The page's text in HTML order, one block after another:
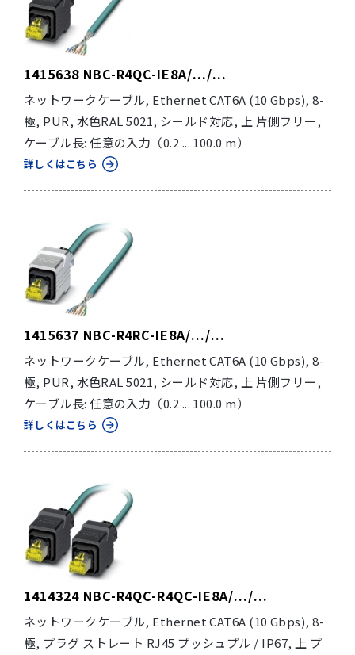
1415638 NBC-R4QC-IE8A/.../...
ネットワークケーブル, Ethernet CAT6A (10 Gbps), 8-
極, PUR, 水色RAL 5021, シールド対応, 上 片側フリー,
ケーブル長: 任意の入力（0.2 ... 100.0 m）
詳しくはこちら
1415637 NBC-R4RC-IE8A/.../...
ネットワークケーブル, Ethernet CAT6A (10 Gbps), 8-
極, PUR, 水色RAL 5021, シールド対応, 上 片側フリー,
ケーブル長: 任意の入力（0.2 ... 100.0 m）
詳しくはこちら
1414324 NBC-R4QC-R4QC-IE8A/.../...
ネットワークケーブル, Ethernet CAT6A (10 Gbps), 8-
極, プラグ ストレート RJ45 プッシュプル / IP67, 上 プ